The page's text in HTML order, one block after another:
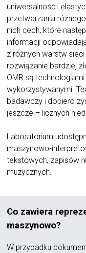
uniwersalność i
przetwarzania
nich cech, które
informacji
z różnych warstw
rozwiązanie bardziej
OMR są
wykorzystywanymi.
badawczy i dopiero
jeszcze – licznych
Laboratorium
maszynowo-
tekstowych, zapisów
muzycznych.
Co zawiera
maszynowo?
W przypadku